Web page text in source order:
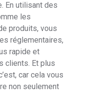
En utilisant des
les
produits, vous
réglementaires,
rapide et
clients. Et plus
car cela vous
non seulement